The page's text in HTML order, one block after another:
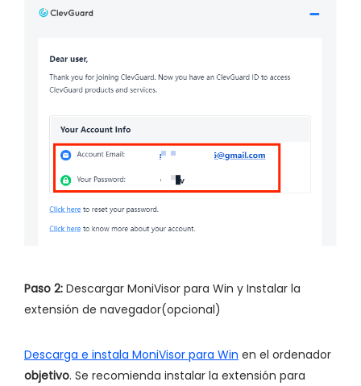
Paso 2: Descargar MoniVisor para Win y Instalar la
extensión de navegador(opcional)
Descarga e instala MoniVisor para Win en el ordenador
objetivo. Se recomienda instalar la extensión para